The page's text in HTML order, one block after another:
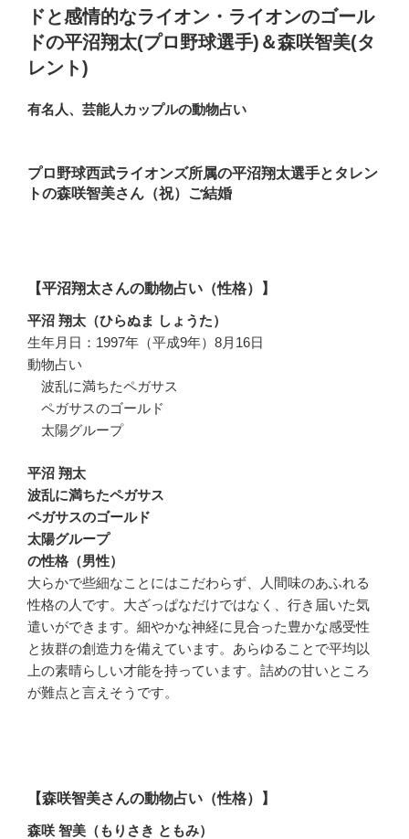
ドと感情的なライオン・ライオンのゴール
ドの平沼翔太(プロ野球選手)＆森咲智美(タ
レント)
有名人、芸能人カップルの動物占い
プロ野球西武ライオンズ所属の平沼翔太選手とタレン
トの森咲智美さん（祝）ご結婚
【平沼翔太さんの動物占い（性格）】
平沼 翔太（ひらぬま しょうた）
生年月日：1997年（平成9年）8月16日
動物占い
波乱に満ちたペガサス
ペガサスのゴールド
太陽グループ
平沼 翔太
波乱に満ちたペガサス
ペガサスのゴールド
太陽グループ
の性格（男性）
大らかで些細なことにはこだわらず、人間味のあふれる
性格の人です。大ざっぱなだけではなく、行き届いた気
遣いができます。細やかな神経に見合った豊かな感受性
と抜群の創造力を備えています。あらゆることで平均以
上の素晴らしい才能を持っています。詰めの甘いところ
が難点と言えそうです。
【森咲智美さんの動物占い（性格）】
森咲 智美（もりさき ともみ）